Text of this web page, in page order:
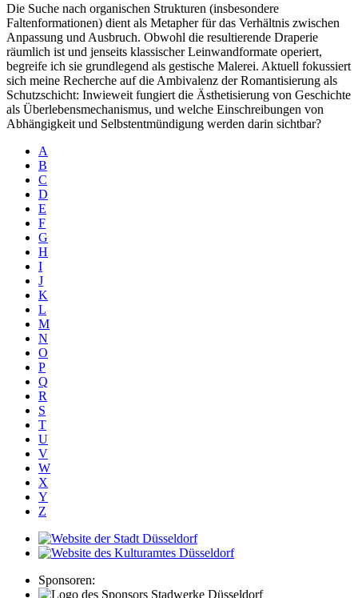
Die Suche nach organischen Strukturen (insbesondere
Faltenformationen) dient als Metapher für das Verhältnis zwischen
Anpassung und Ausbruch. Obwohl die resultierende Draperie
räumlich ist und jenseits klassischer Leinwandformate operiert,
begreife ich sie grundlegend als gestische Malerei. Aktuell fokussiert
sich meine Recherche auf die Ambivalenz der Romantisierung als
Schutzschicht: Inwieweit fungiert die Ästhetisierung von Geschichte
als Überlebensmechanismus, und welche Einschreibungen von
Abhängigkeit und Selbstentmündigung werden darin sichtbar?
A
B
C
D
E
F
G
H
I
J
K
L
M
N
O
P
Q
R
S
T
U
V
W
X
Y
Z
Sponsoren: